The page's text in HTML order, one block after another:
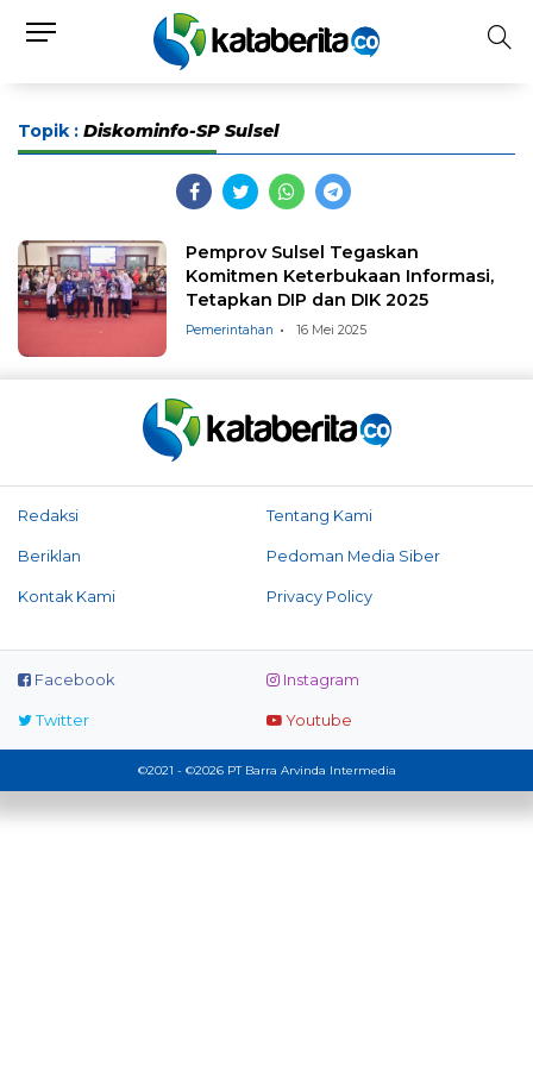
Topik : Diskominfo-SP Sulsel
Pemprov Sulsel Tegaskan
Komitmen Keterbukaan Informasi,
Tetapkan DIP dan DIK 2025
Pemerintahan 16 Mei 2025
Redaksi Tentang Kami
Beriklan Pedoman Media Siber
Kontak Kami Privacy Policy
Facebook Instagram
Twitter Youtube
©2021 - ©2026 PT Barra Arvinda Intermedia